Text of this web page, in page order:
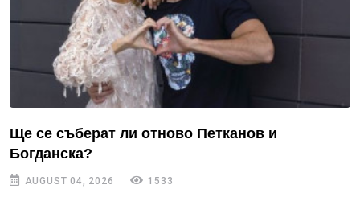
Ще се съберат ли отново Петканов и
Богданска?
AUGUST 04, 2026 1533